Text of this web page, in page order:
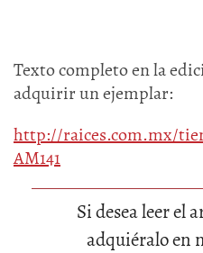
Texto completo en la
adquirir un ejemplar:
http://raices.com.mx/
AM141
Si desea leer el
adquiéralo en